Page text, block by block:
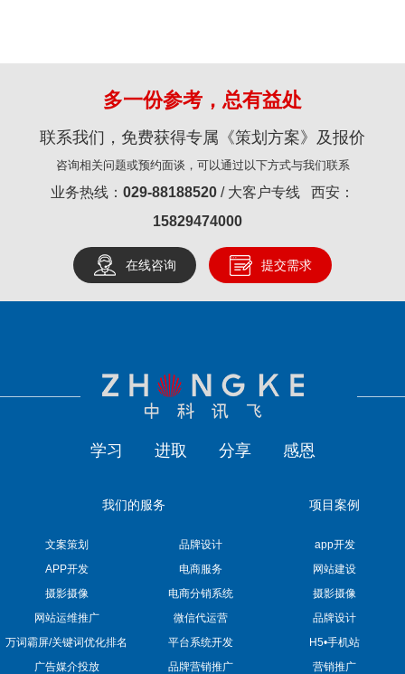
多一份参考，总有益处
联系我们，免费获得专属《策划方案》及报价
咨询相关问题或预约面谈，可以通过以下方式与我们联系
业务热线： 029-88188520 / 大客户专线 西安：
15829474000
在线咨询 提交需求
学习 进取 分享 感恩
我们的服务
文案策划
品牌设计
APP开发
电商服务
摄影摄像
电商分销系统
网站运维推广
微信代运营
万词霸屏/关键词优化排名
平台系统开发
广告媒介投放
品牌营销推广
项目案例
app开发
网站建设
摄影摄像
品牌设计
H5•手机站
营销推广